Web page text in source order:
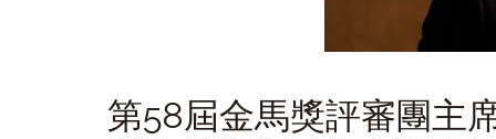
第58屆金馬獎評審團主